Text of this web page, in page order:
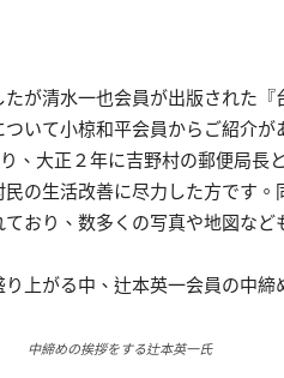
たが清水一也会員が出版された
いて小椋和平会員からご紹介
、大正２年に吉野村の郵便局長
民の生活改善に尽力した方です
おり、数多くの写真や地図な
上がる中、辻本英一会員の中締
中締めの挨拶をする辻本英一氏